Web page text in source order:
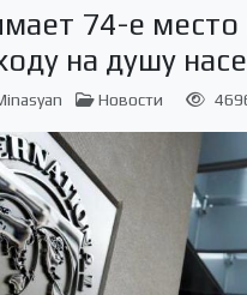
74-е место
на душу
Новости